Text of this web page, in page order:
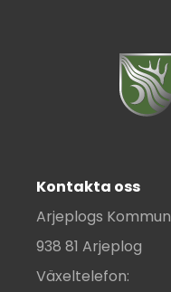
Kontakta oss
Arjeplogs Kommun
938 81 Arjeplog
Växeltelefon: